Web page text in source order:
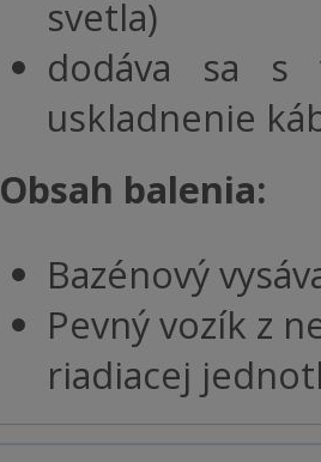
svetla)
dodáva sa s
uskladnenie
Obsah balenia:
Bazénový
Pevný vozík z
riadiacej